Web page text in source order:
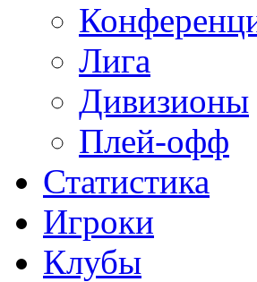
Лига
Дивизионы
Плей-офф
Статистика
Игроки
Клубы